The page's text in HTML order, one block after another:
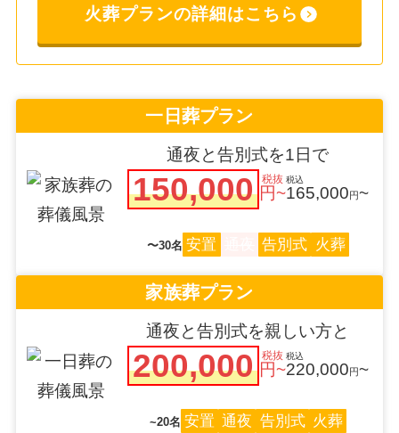
火葬プランの詳細はこちら
一日葬プラン
通夜と告別式を1日で
150,000 税抜
円~
税込
165,000円~
〜30名 安置 告別式 火葬
家族葬プラン
通夜と告別式を親しい方と
200,000 税抜
円~
税込
220,000円~
~20名 安置 通夜 告別式 火葬